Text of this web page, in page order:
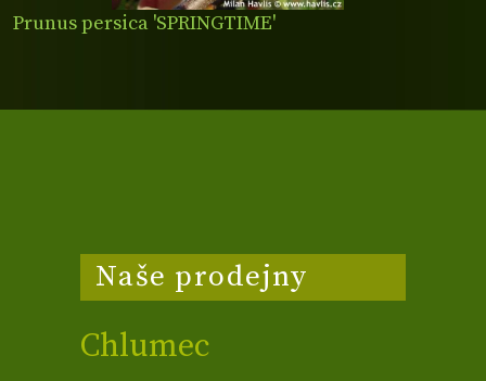
Prunus persica 'SPRINGTIME'
Naše prodejny
Chlumec